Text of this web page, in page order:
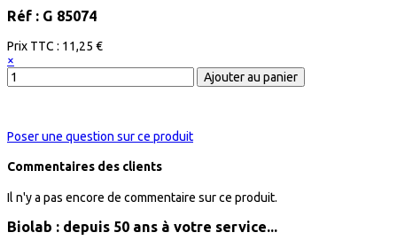
Réf : G 85074
Prix ​​TTC : 11,25 €
×
Poser une question sur ce produit
Commentaires des clients
Il n'y a pas encore de commentaire sur ce produit.
Biolab : depuis 50 ans à votre service...